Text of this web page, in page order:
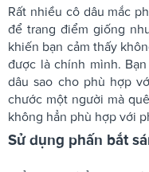
Rất nhiều cô dâu mắc
để trang điểm giống
khiến bạn cảm thấy
được là chính mình.
dâu sao cho phù hợp
chước một người mà
không hẳn phù hợp với
Sử dụng phấn bắt